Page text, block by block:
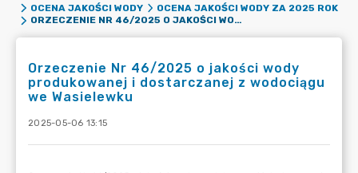
OCENA JAKOŚCI WODY
OCENA JAKOŚCI WODY ZA 2025 ROK
ORZECZENIE NR 46/2025 O JAKOŚCI WODY PRODUKOWANEJ I DOSTARCZANEJ Z WODOCIĄGU WE WASIELEWKU
Orzeczenie Nr 46/2025 o jakości wody
produkowanej i dostarczanej z wodociągu
we Wasielewku
2025-05-06 13:15